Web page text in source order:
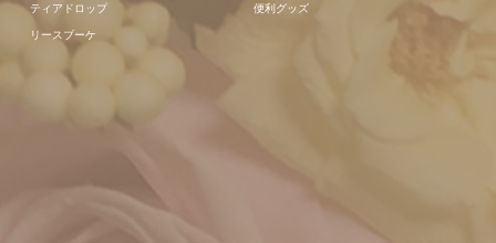
ティアドロップ
リースブーケ
便利グッズ